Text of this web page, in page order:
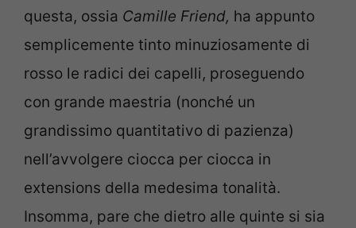
questa, ossia Camille Friend, ha appunto
semplicemente tinto minuziosamente di
rosso le radici dei capelli, proseguendo
con grande maestria (nonché un
grandissimo quantitativo di pazienza)
nell’avvolgere ciocca per ciocca in
extensions della medesima tonalità.
Insomma, pare che dietro alle quinte si sia